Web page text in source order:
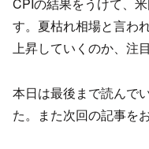
CPIの結果をうけて、
す。夏枯れ相場と言わ
上昇していくのか、注目
本日は最後まで読んで
た。また次回の記事を